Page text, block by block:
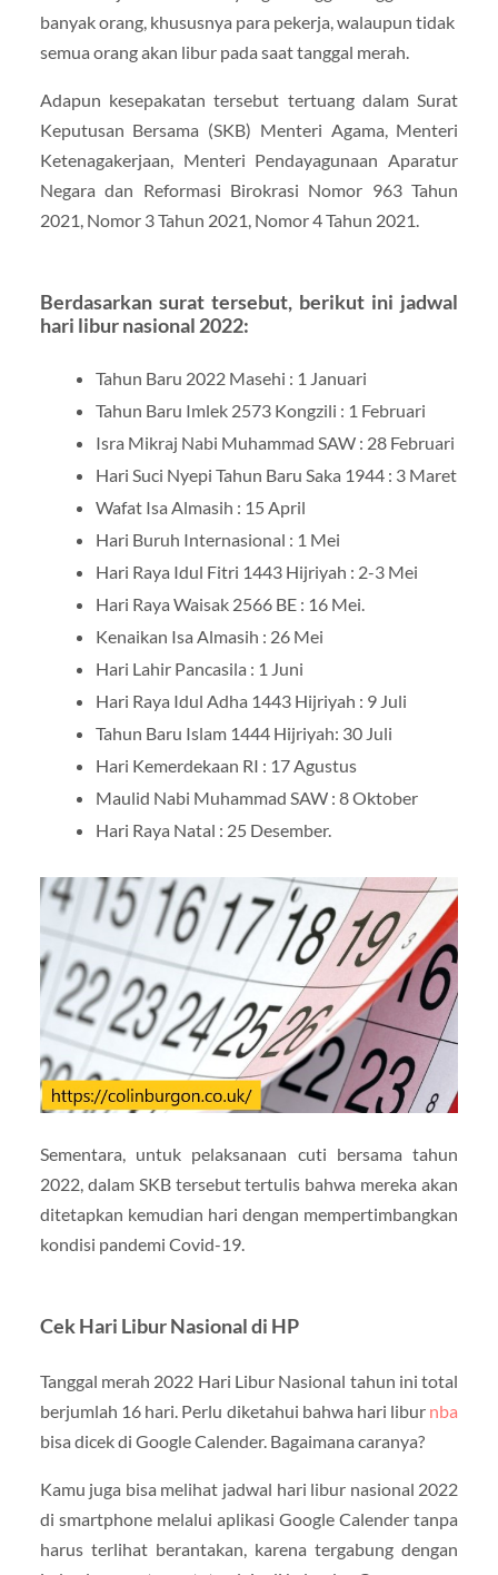
banyak orang, khususnya para pekerja, walaupun tidak
semua orang akan libur pada saat tanggal merah.
Adapun kesepakatan tersebut tertuang dalam Surat
Keputusan Bersama (SKB) Menteri Agama, Menteri
Ketenagakerjaan, Menteri Pendayagunaan Aparatur
Negara dan Reformasi Birokrasi Nomor 963 Tahun
2021, Nomor 3 Tahun 2021, Nomor 4 Tahun 2021.
Berdasarkan surat tersebut, berikut ini jadwal
hari libur nasional 2022:
Tahun Baru 2022 Masehi : 1 Januari
Tahun Baru Imlek 2573 Kongzili : 1 Februari
Isra Mikraj Nabi Muhammad SAW : 28 Februari
Hari Suci Nyepi Tahun Baru Saka 1944 : 3 Maret
Wafat Isa Almasih : 15 April
Hari Buruh Internasional : 1 Mei
Hari Raya Idul Fitri 1443 Hijriyah : 2-3 Mei
Hari Raya Waisak 2566 BE : 16 Mei.
Kenaikan Isa Almasih : 26 Mei
Hari Lahir Pancasila : 1 Juni
Hari Raya Idul Adha 1443 Hijriyah : 9 Juli
Tahun Baru Islam 1444 Hijriyah: 30 Juli
Hari Kemerdekaan RI : 17 Agustus
Maulid Nabi Muhammad SAW : 8 Oktober
Hari Raya Natal : 25 Desember.
Sementara, untuk pelaksanaan cuti bersama tahun
2022, dalam SKB tersebut tertulis bahwa mereka akan
ditetapkan kemudian hari dengan mempertimbangkan
kondisi pandemi Covid-19.
Cek Hari Libur Nasional di HP
Tanggal merah 2022 Hari Libur Nasional tahun ini total
berjumlah 16 hari. Perlu diketahui bahwa hari libur nba
bisa dicek di Google Calender. Bagaimana caranya?
Kamu juga bisa melihat jadwal hari libur nasional 2022
di smartphone melalui aplikasi Google Calender tanpa
harus terlihat berantakan, karena tergabung dengan